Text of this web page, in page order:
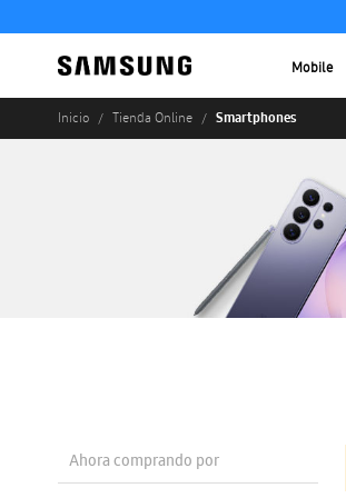
Mobile
Inicio Tienda Online Smartphones
Ahora comprando por